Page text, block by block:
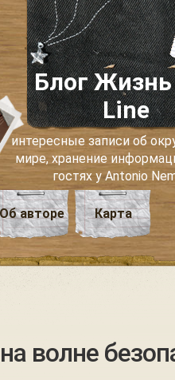
Блог Жизнь
Line
интересные записи об
мире, хранение
гостях у Antonio
Об авторе Карта
волне